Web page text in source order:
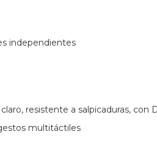
independientes
resistente a salpicaduras, con
multitáctiles